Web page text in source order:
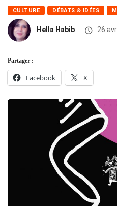
CULTURE DÉBATS & IDÉES
Hella Habib 26
Partager :
Facebook X